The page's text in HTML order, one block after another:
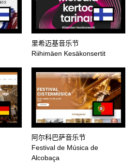
里希迈基音乐节
Riihimäen Kesäkonsertit
阿尔科巴萨音乐节
Festival de Música de
Alcobaça